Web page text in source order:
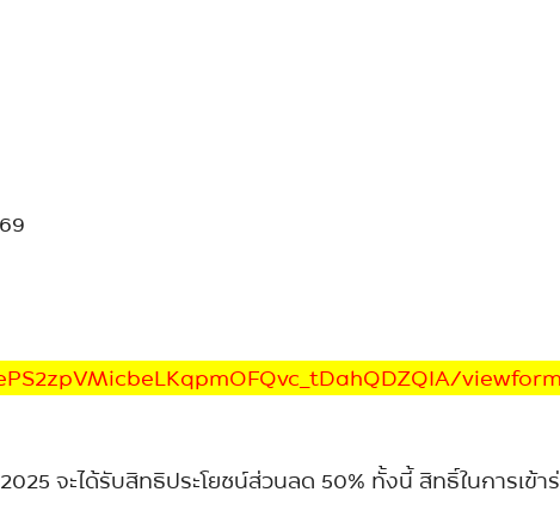
viewform
จะได้รับสิทธิประโยชน์ส่วนลด 50% ทั้งนี้ สิทธิ์ในการเข้